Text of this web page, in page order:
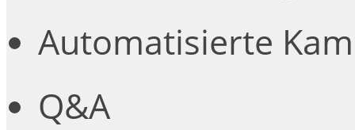
Automatisierte
Q&A